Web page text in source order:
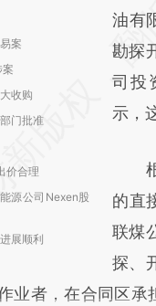
案
收购
门批准
价合理
源公司Nexen股
展顺利
成，
新观
油有
勘探
司投
示，
根
的直
联煤
探、
业者，在合同区